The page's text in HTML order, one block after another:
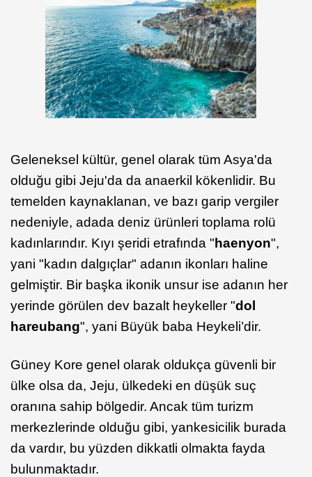
Geleneksel kültür, genel olarak tüm Asya'da
olduğu gibi Jeju'da da anaerkil kökenlidir. Bu
temelden kaynaklanan, ve bazı garip vergiler
nedeniyle, adada deniz ürünleri toplama rolü
kadınlarındır. Kıyı şeridi etrafında "haenyon",
yani "kadın dalgıçlar" adanın ikonları haline
gelmiştir. Bir başka ikonik unsur ise adanın her
yerinde görülen dev bazalt heykeller "dol
hareubang", yani Büyük baba Heykeli’dir.
Güney Kore genel olarak oldukça güvenli bir
ülke olsa da, Jeju, ülkedeki en düşük suç
oranına sahip bölgedir. Ancak tüm turizm
merkezlerinde olduğu gibi, yankesicilik burada
da vardır, bu yüzden dikkatli olmakta fayda
bulunmaktadır.